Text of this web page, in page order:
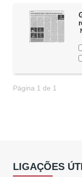
Página 1 de 1
LIGAÇÕES